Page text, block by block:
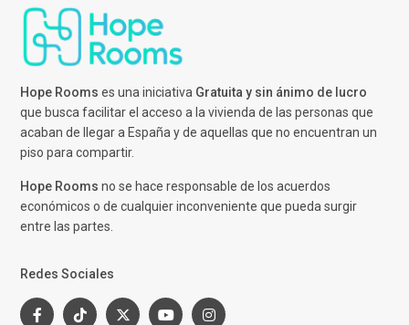
Hope Rooms es una iniciativa Gratuita y sin ánimo de lucro
que busca facilitar el acceso a la vivienda de las personas que
acaban de llegar a España y de aquellas que no encuentran un
piso para compartir.
Hope Rooms no se hace responsable de los acuerdos
económicos o de cualquier inconveniente que pueda surgir
entre las partes.
Redes Sociales